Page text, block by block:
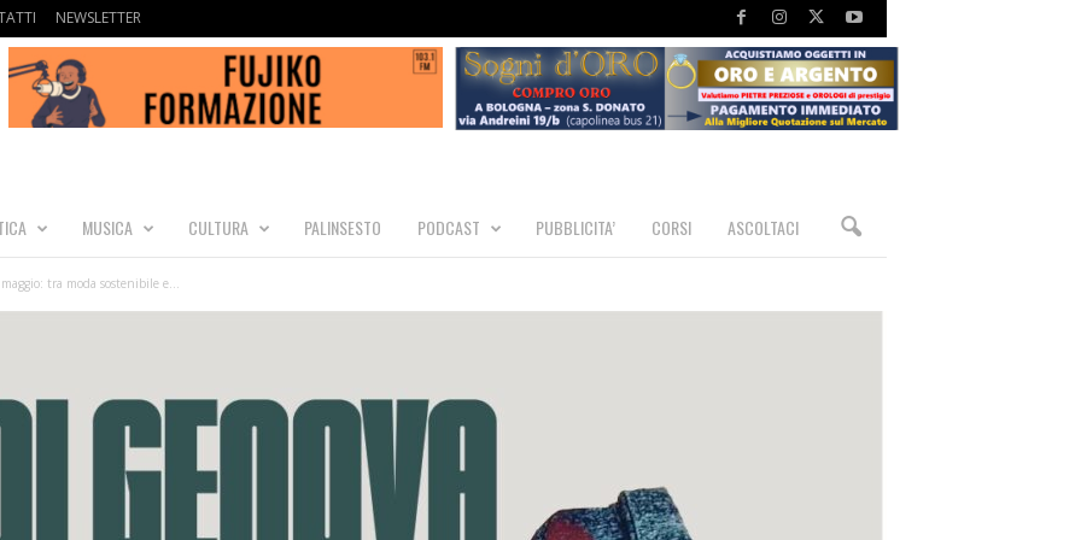
NEWSLETTER
MUSICA CULTURA PALINSESTO PODCAST PUBBLICITA’ CORSI ASCOLTACI
tra moda sostenibile e...